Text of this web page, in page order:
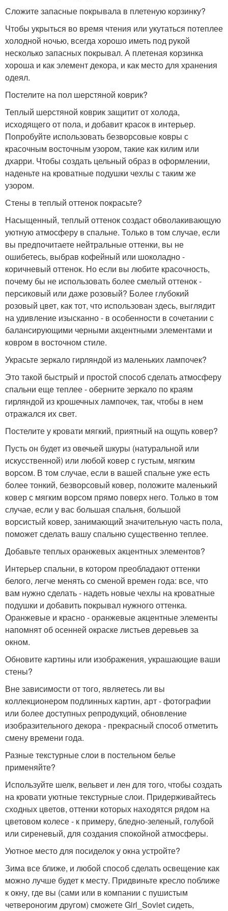
Сложите запасные покрывала в плетеную корзинку?
Чтобы укрыться во время чтения или укутаться потеплее
холодной ночью, всегда хорошо иметь под рукой
несколько запасных покрывал. А плетеная корзинка
хороша и как элемент декора, и как место для хранения
одеял.
Постелите на пол шерстяной коврик?
Теплый шерстяной коврик защитит от холода,
исходящего от пола, и добавит красок в интерьер.
Попробуйте использовать безворсовые ковры с
красочным восточным узором, такие как килим или
дхарри. Чтобы создать цельный образ в оформлении,
наденьте на кроватные подушки чехлы с таким же
узором.
Стены в теплый оттенок покрасьте?
Насыщенный, теплый оттенок создаст обволакивающую
уютную атмосферу в спальне. Только в том случае, если
вы предпочитаете нейтральные оттенки, вы не
ошибетесь, выбрав кофейный или шоколадно -
коричневый оттенок. Но если вы любите красочность,
почему бы не использовать более смелый оттенок -
персиковый или даже розовый? Более глубокий
розовый цвет, как тот, что использован здесь, выглядит
на удивление изысканно - в особенности в сочетании с
балансирующими черными акцентными элементами и
ковром в восточном стиле.
Украсьте зеркало гирляндой из маленьких лампочек?
Это такой быстрый и простой способ сделать атмосферу
спальни еще теплее - оберните зеркало по краям
гирляндой из крошечных лампочек, так, чтобы в нем
отражался их свет.
Постелите у кровати мягкий, приятный на ощупь ковер?
Пусть он будет из овечьей шкуры (натуральной или
искусственной) или любой ковер с густым, мягким
ворсом. В том случае, если в вашей спальне уже есть
более тонкий, безворсовый ковер, положите маленький
ковер с мягким ворсом прямо поверх него. Только в том
случае, если у вас большая спальня, большой
ворсистый ковер, занимающий значительную часть пола,
поможет сделать вашу спальню существенно теплее.
Добавьте теплых оранжевых акцентных элементов?
Интерьер спальни, в котором преобладают оттенки
белого, легче менять со сменой времен года: все, что
вам нужно сделать - надеть новые чехлы на кроватные
подушки и добавить покрывал нужного оттенка.
Оранжевые и красно - оранжевые акцентные элементы
напомнят об осенней окраске листьев деревьев за
окном.
Обновите картины или изображения, украшающие ваши
стены?
Вне зависимости от того, являетесь ли вы
коллекционером подлинных картин, арт - фотографии
или более доступных репродукций, обновление
изобразительного декора - прекрасный способ отметить
смену времени года.
Разные текстурные слои в постельном белье
применяйте?
Используйте шелк, вельвет и лен для того, чтобы создать
на кровати уютные текстурные слои. Придерживайтесь
сходных цветов, оттенки которых находятся рядом на
цветовом колесе - к примеру, бледно-зеленый, голубой
или сиреневый, для создания спокойной атмосферы.
Уютное место для посиделок у окна устройте?
Зима все ближе, и любой способ сделать освещение как
можно лучше будет к месту. Придвиньте кресло поближе
к окну, где вы (сами или в компании с пушистым
четвероногим другом) сможете Girl_Soviet сидеть,